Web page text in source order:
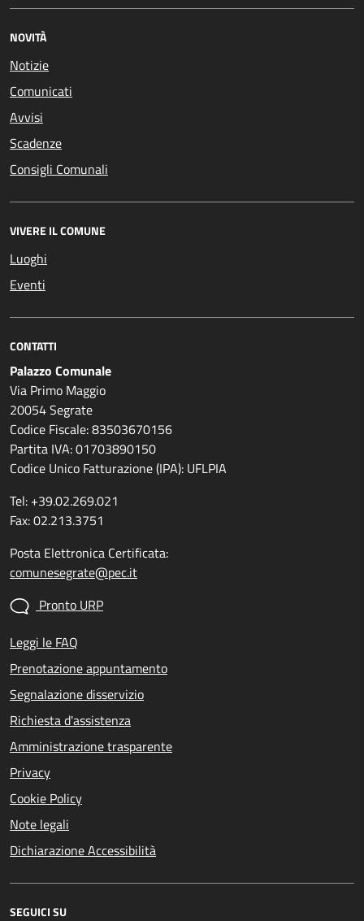
NOVITÀ
Notizie
Comunicati
Avvisi
Scadenze
Consigli Comunali
VIVERE IL COMUNE
Luoghi
Eventi
CONTATTI
Palazzo Comunale
Via Primo Maggio
20054 Segrate
Codice Fiscale: 83503670156
Partita IVA: 01703890150
Codice Unico Fatturazione (IPA): UFLPIA
Tel: +39.02.269.021
Fax: 02.213.3751
Posta Elettronica Certificata:
comunesegrate@pec.it
Pronto URP
Leggi le FAQ
Prenotazione appuntamento
Segnalazione disservizio
Richiesta d'assistenza
Amministrazione trasparente
Privacy
Cookie Policy
Note legali
Dichiarazione Accessibilità
SEGUICI SU